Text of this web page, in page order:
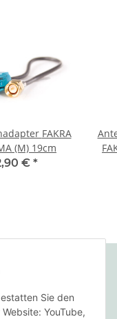
FAKRA
(M) 19cm
€ *
wir an:
Sie den
YouTube,